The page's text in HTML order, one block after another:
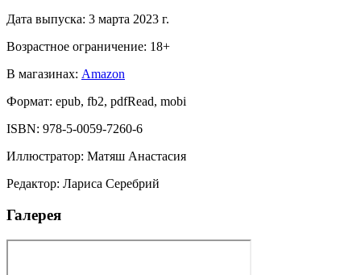
Дата выпуска: 3 марта 2023 г.
Возрастное ограничение: 18+
В магазинах: Amazon
Формат: epub, fb2, pdfRead, mobi
ISBN: 978-5-0059-7260-6
Иллюстратор: Матяш Анастасия
Редактор: Лариса Серебрий
Галерея